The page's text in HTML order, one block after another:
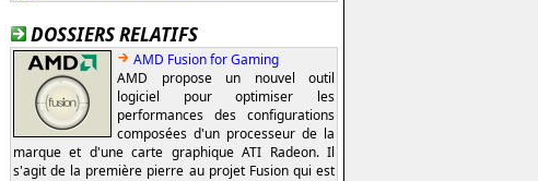
DOSSIERS RELATIFS
AMD Fusion for Gaming
AMD propose un nouvel outil
logiciel pour optimiser les
performances des configurations
composées d'un processeur de la
marque et d'une carte graphique ATI Radeon. Il
s'agit de la première pierre au projet Fusion qui est